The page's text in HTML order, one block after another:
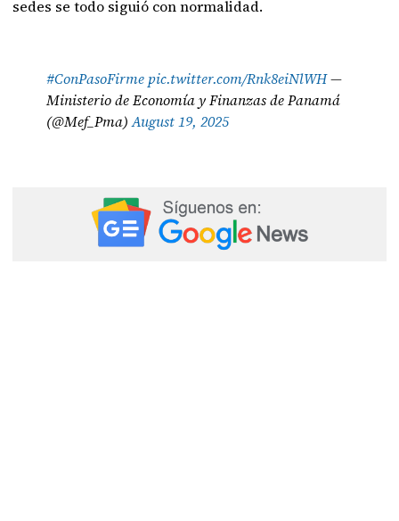
sedes se todo siguió con normalidad.
#ConPasoFirme pic.twitter.com/Rnk8eiNlWH—
Ministerio de Economía y Finanzas de Panamá
(@Mef_Pma)August 19, 2025